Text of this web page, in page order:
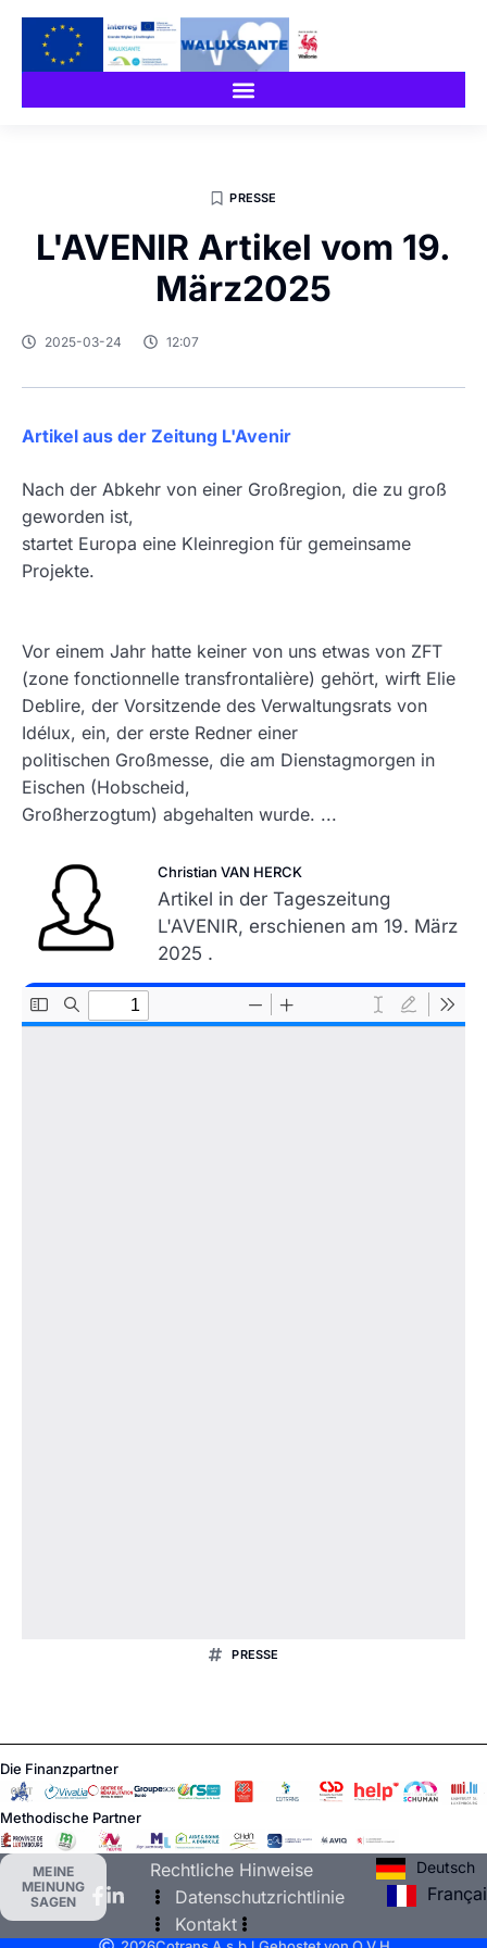
PRESSE
L'AVENIR Artikel vom 19.
März2025
2025-03-24 12:07
Artikel aus der Zeitung L'Avenir
Nach der Abkehr von einer Großregion, die zu groß
geworden ist,
startet Europa eine Kleinregion für gemeinsame
Projekte.
Vor einem Jahr hatte keiner von uns etwas von ZFT
(zone fonctionnelle transfrontalière) gehört, wirft Elie
Deblire, der Vorsitzende des Verwaltungsrats von
Idélux, ein, der erste Redner einer
politischen Großmesse, die am Dienstagmorgen in
Eischen (Hobscheid,
Großherzogtum) abgehalten wurde. ...
Christian VAN HERCK
Artikel in der Tageszeitung
L'AVENIR, erschienen am 19. März
2025 .
PRESSE
Die Finanzpartner
Methodische Partner
MEINE
MEINUNG
SAGEN
Rechtliche Hinweise
Datenschutzrichtlinie
Kontakt
Deutsch